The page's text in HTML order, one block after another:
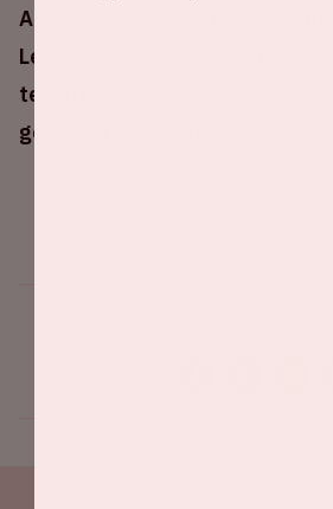
ArenA. Het laatste thuisduel in
League is op zondag 15
tegen Bosnië en Herzegovina.
gespeeld zonder publiek.